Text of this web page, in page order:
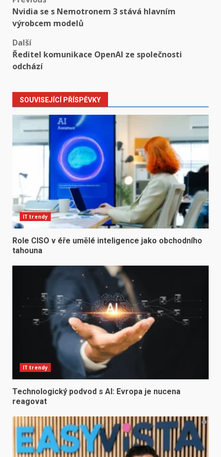
navigation
Nvidia se s Nemotronem 3 stává hlavním
výrobcem modelů
Další
Ředitel komunikace OpenAI ze společnosti
odchází
SOUVISEJÍCÍ PŘÍSPĚVKY
IT trendy
Role CISO v éře umělé inteligence jako obchodního
tahouna
IT trendy
Technologický podvod s AI: Evropa je nucena
reagovat